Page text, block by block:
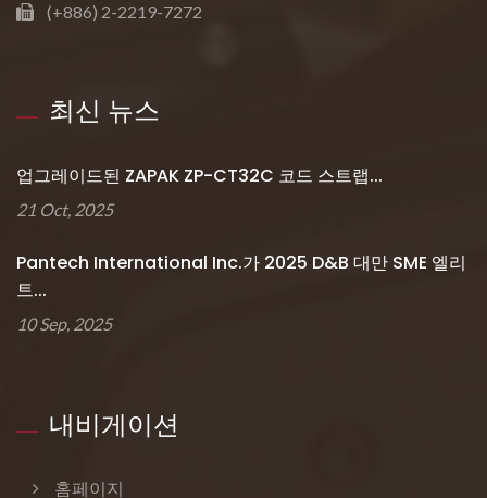
(+886) 2-2219-7272
최신 뉴스
업그레이드된 ZAPAK ZP-CT32C 코드 스트랩...
21 Oct, 2025
Pantech International Inc.가 2025 D&B 대만 SME 엘리
트...
10 Sep, 2025
내비게이션
홈페이지